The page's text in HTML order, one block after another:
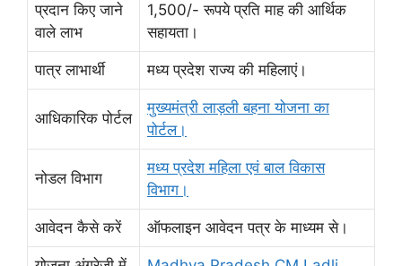
प्रदान किए जाने
वाले लाभ
1,500/- रूपये प्रति माह की आर्थिक
सहायता।
पात्र लाभार्थी मध्य प्रदेश राज्य की महिलाएं।
आधिकारिक पोर्टल
मुख्यमंत्री लाड़ली बहना योजना का
पोर्टल।
नोडल विभाग
मध्य प्रदेश महिला एवं बाल विकास
विभाग।
आवेदन कैसे करें ऑफलाइन आवेदन पत्र के माध्यम से।